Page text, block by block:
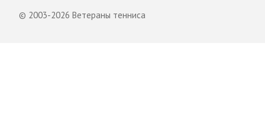
© 2003-2026 Ветераны тенниса